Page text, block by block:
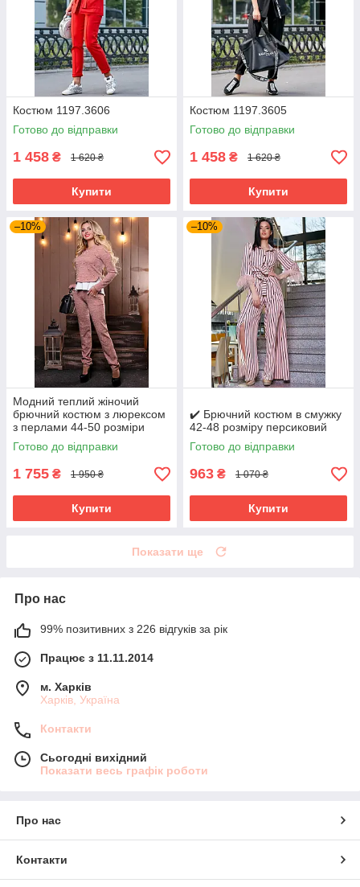
Костюм 1197.3606
Готово до відправки
1 458 ₴ 1 620 ₴
Купити
Костюм 1197.3605
Готово до відправки
1 458 ₴ 1 620 ₴
Купити
–10%
Модний теплий жіночий
брючний костюм з люрексом
з перлами 44-50 розміри
Готово до відправки
1 755 ₴ 1 950 ₴
Купити
–10%
✔️ Брючний костюм в смужку
42-48 розміру персиковий
Готово до відправки
963 ₴ 1 070 ₴
Купити
Показати ще
Про нас
99% позитивних з 226 відгуків за рік
Працює з 11.11.2014
м. Харків
Харків, Україна
Контакти
Сьогодні вихідний
Показати весь графік роботи
Про нас
Контакти